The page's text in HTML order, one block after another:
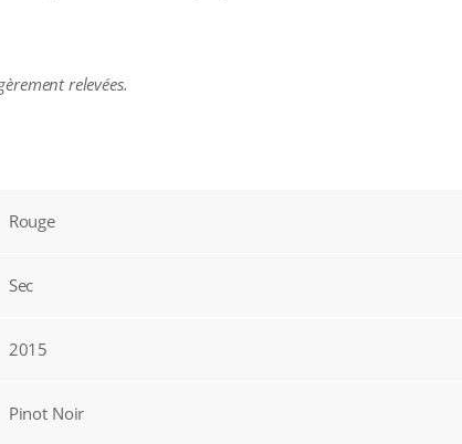
relevées.
Rouge
Sec
2015
Pinot Noir